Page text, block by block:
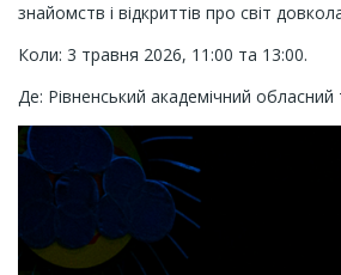
знайомств і відкриттів про світ
Коли: 3 травня 2026, 11:00 та 13:00.
Де: Рівненський академічний обласний